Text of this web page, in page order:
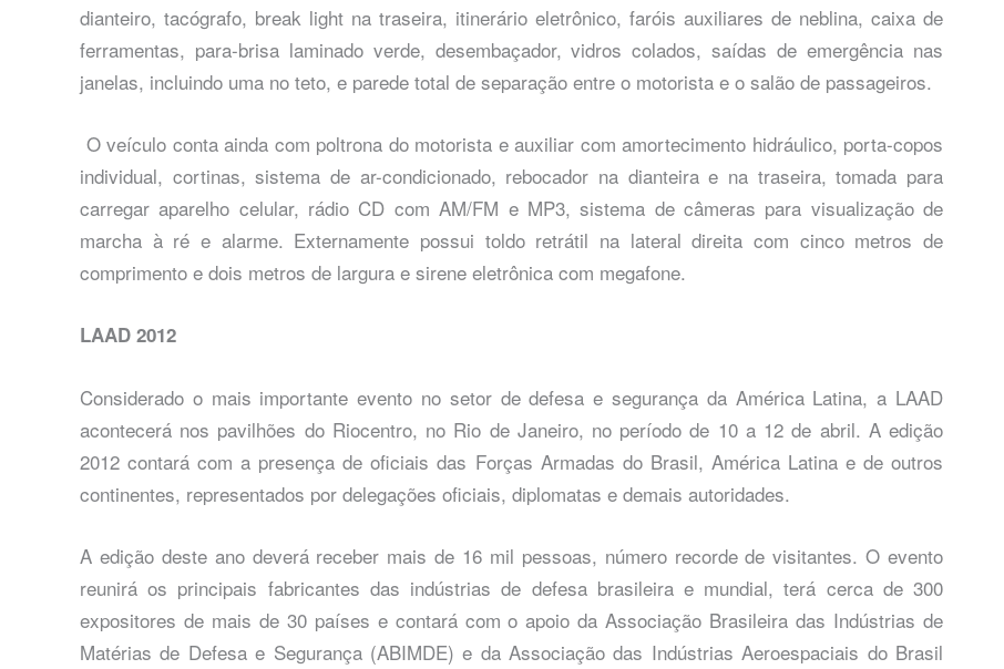
dianteiro, tacógrafo, break light na traseira, itinerário eletrônico, faróis auxiliares de neblina, caixa de
ferramentas, para-brisa laminado verde, desembaçador, vidros colados, saídas de emergência nas
janelas, incluindo uma no teto, e parede total de separação entre o motorista e o salão de passageiros.
O veículo conta ainda com poltrona do motorista e auxiliar com amortecimento hidráulico, porta-copos
individual, cortinas, sistema de ar-condicionado, rebocador na dianteira e na traseira, tomada para
carregar aparelho celular, rádio CD com AM/FM e MP3, sistema de câmeras para visualização de
marcha à ré e alarme. Externamente possui toldo retrátil na lateral direita com cinco metros de
comprimento e dois metros de largura e sirene eletrônica com megafone.
LAAD 2012
Considerado o mais importante evento no setor de defesa e segurança da América Latina, a LAAD
acontecerá nos pavilhões do Riocentro, no Rio de Janeiro, no período de 10 a 12 de abril. A edição
2012 contará com a presença de oficiais das Forças Armadas do Brasil, América Latina e de outros
continentes, representados por delegações oficiais, diplomatas e demais autoridades.
A edição deste ano deverá receber mais de 16 mil pessoas, número recorde de visitantes. O evento
reunirá os principais fabricantes das indústrias de defesa brasileira e mundial, terá cerca de 300
expositores de mais de 30 países e contará com o apoio da Associação Brasileira das Indústrias de
Matérias de Defesa e Segurança (ABIMDE) e da Associação das Indústrias Aeroespaciais do Brasil